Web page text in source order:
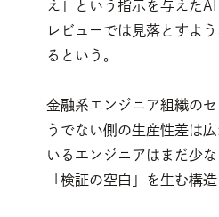
え」という指示を与えた
レビューでは見落とすよ
るという。
金融系エンジニア組織の
うでない側の生産性差は
いるエンジニアはまだ少
「検証の空白」を生む構